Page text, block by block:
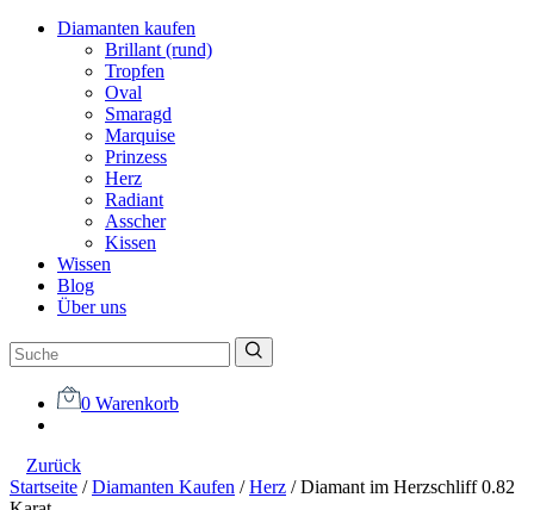
Diamanten kaufen
Brillant (rund)
Tropfen
Oval
Smaragd
Marquise
Prinzess
Herz
Radiant
Asscher
Kissen
Wissen
Blog
Über uns
0 Warenkorb
Zurück
Startseite /Diamanten Kaufen /Herz /Diamant im Herzschliff 0.82